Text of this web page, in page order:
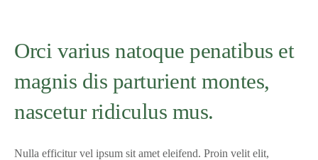
Orci varius natoque penatibus et
magnis dis parturient montes,
nascetur ridiculus mus.
Nulla efficitur vel ipsum sit amet eleifend. Proin velit elit,